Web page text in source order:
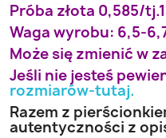
Próba złota 0,585/
Waga wyrobu: 6,5-
Może się zmienić w
Jeśli nie jesteś
rozmiarów-tutaj.
Razem z
autentyczności z